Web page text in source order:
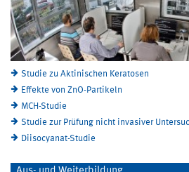
Studie zu Aktinischen Keratosen
Effekte von ZnO-Partikeln
MCH-Studie
Studie zur Prüfung nicht invasiver
Diisocyanat-Studie